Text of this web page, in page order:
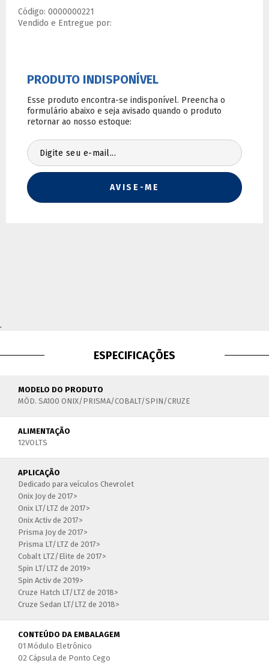
Código: 0000000221
Vendido e Entregue por:
- + Comprar
Calcule o frete:
Não sei meu CEP
.
ESPECIFICAÇÕES
MODELO DO PRODUTO
MÓD. SA100 ONIX/PRISMA/COBALT/SPIN/CRUZE
ALIMENTAÇÃO
12VOLTS
APLICAÇÃO
Dedicado para veículos Chevrolet
Onix Joy de 2017>
Onix LT/LTZ de 2017>
Onix Activ de 2017>
Prisma Joy de 2017>
Prisma LT/LTZ de 2017>
Cobalt LTZ/Elite de 2017>
Spin LT/LTZ de 2019>
Spin Activ de 2019>
Cruze Hatch LT/LTZ de 2018>
Cruze Sedan LT/LTZ de 2018>
CONTEÚDO DA EMBALAGEM
01 Módulo Eletrônico
02 Cápsula de Ponto Cego